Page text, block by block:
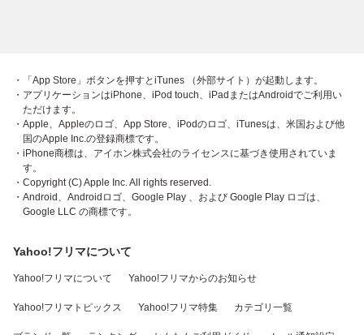
・「App Store」ボタンを押すとiTunes （外部サイト）が起動します。
・アプリケーションはiPhone、iPod touch、iPadまたはAndroidでご利用い
ただけます。
・Apple、Appleのロゴ、App Store、iPodのロゴ、iTunesは、米国および他
国のApple Inc.の登録商標です。
・iPhone商標は、アイホン株式会社のライセンスに基づき使用されていま
す。
・Copyright (C) Apple Inc. All rights reserved.
・Android、Androidロゴ、Google Play 、および Google Play ロゴは、
Google LLC の商標です。
Yahoo!フリマについて
Yahoo!フリマについて Yahoo!フリマからのお知らせ
Yahoo!フリマトピックス Yahoo!フリマ特集 カテゴリ一覧